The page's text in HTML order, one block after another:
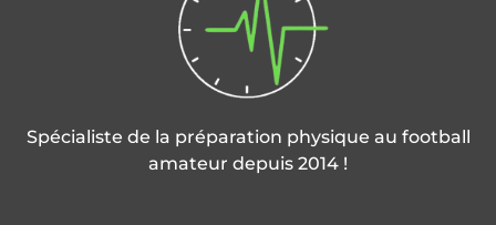
Spécialiste de la préparation physique au football
amateur depuis 2014 !